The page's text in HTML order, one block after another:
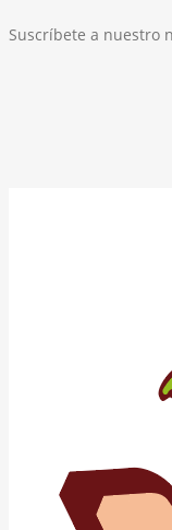
Suscríbete a nuestro